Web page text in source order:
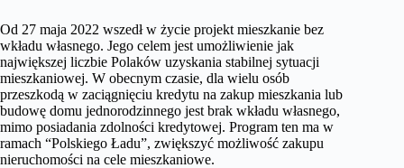
Od 27 maja 2022 wszedł w życie projekt mieszkanie bez
wkładu własnego. Jego celem jest umożliwienie jak
największej liczbie Polaków uzyskania stabilnej sytuacji
mieszkaniowej. W obecnym czasie, dla wielu osób
przeszkodą w zaciągnięciu kredytu na zakup mieszkania lub
budowę domu jednorodzinnego jest brak wkładu własnego,
mimo posiadania zdolności kredytowej. Program ten ma w
ramach “Polskiego Ładu”, zwiększyć możliwość zakupu
nieruchomości na cele mieszkaniowe.